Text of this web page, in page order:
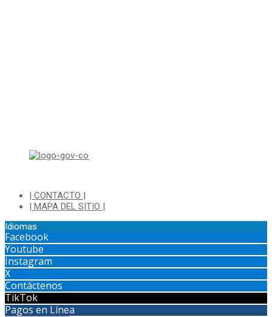
| CONTACTO |
| MAPA DEL SITIO |
Idiomas
Facebook
Youtube
Instagram
X
Contáctenos
TikTok
Pagos en Línea